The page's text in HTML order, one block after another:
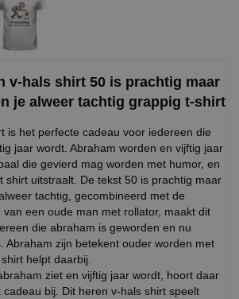
v-hals shirt 50 is prachtig maar
je alweer tachtig grappig t-shirt
is het perfecte cadeau voor iedereen die
jaar wordt. Abraham worden en vijftig jaar
die gevierd mag worden met humor, en
shirt uitstraalt. De tekst 50 is prachtig maar
tachtig, gecombineerd met de
een oude man met rollator, maakt dit
die abraham is geworden en nu
Abraham zijn betekent ouder worden met
helpt daarbij.
ziet en vijftig jaar wordt, hoort daar
cadeau bij. Dit heren v-hals shirt speelt